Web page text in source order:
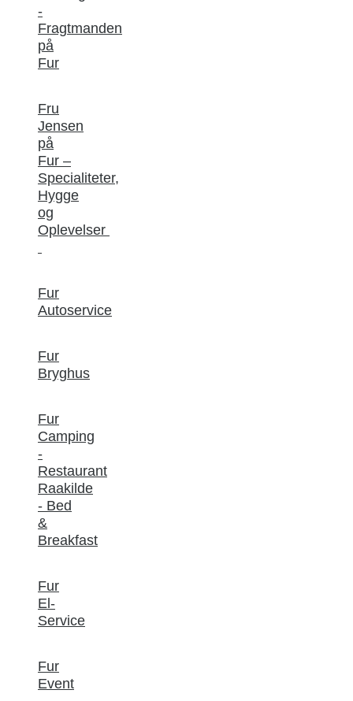
-
Fragtmanden
på
Fur
Fru
Jensen
på
Fur –
Specialiteter,
Hygge
og
Oplevelser
Fur
Autoservice
Fur
Bryghus
Fur
Camping
-
Restaurant
Raakilde
- Bed
&
Breakfast
Fur
El-
Service
Fur
Event